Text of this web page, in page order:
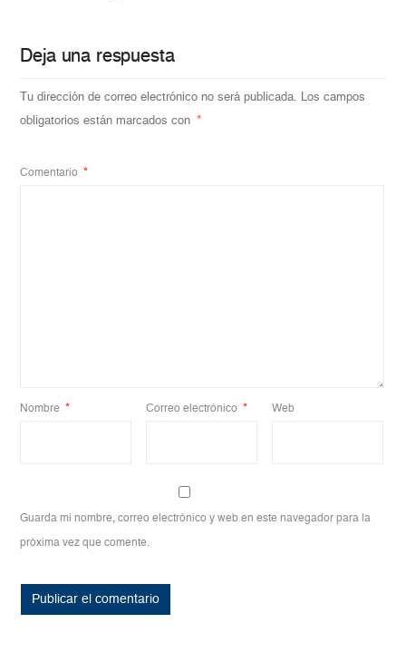
Deja una respuesta
Tu dirección de correo electrónico no será publicada. Los campos
obligatorios están marcados con *
Comentario *
Nombre * Correo electrónico * Web
Guarda mi nombre, correo electrónico y web en este navegador para la
próxima vez que comente.